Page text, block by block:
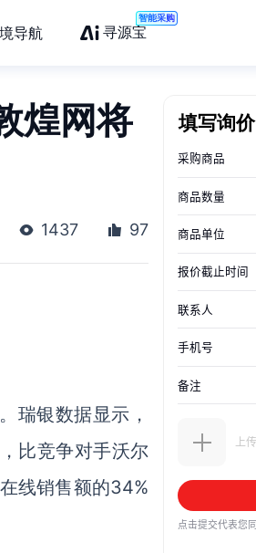
导航 寻源宝
智能采购
煌网将
1437 97
瑞银数据显示，
比竞争对手沃尔
线销售额的34%
填写询价